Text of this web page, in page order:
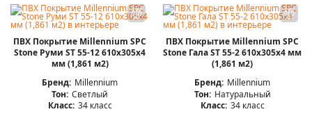
ПВХ Покрытие Millennium SPC
Stone Руми ST 55-12 610х305х4
мм (1,861 м2)
Бренд: Millennium
Тон: Светлый
Класс: 34 класс
ПВХ Покрытие Millennium SPC
Stone Гала ST 55-2 610х305х4 мм
(1,861 м2)
Бренд: Millennium
Тон: Натуральный
Класс: 34 класс